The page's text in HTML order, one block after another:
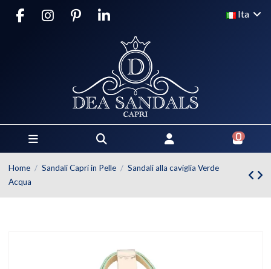
Ita
0
Home Sandali Capri in Pelle
Sandali alla caviglia Verde
Acqua